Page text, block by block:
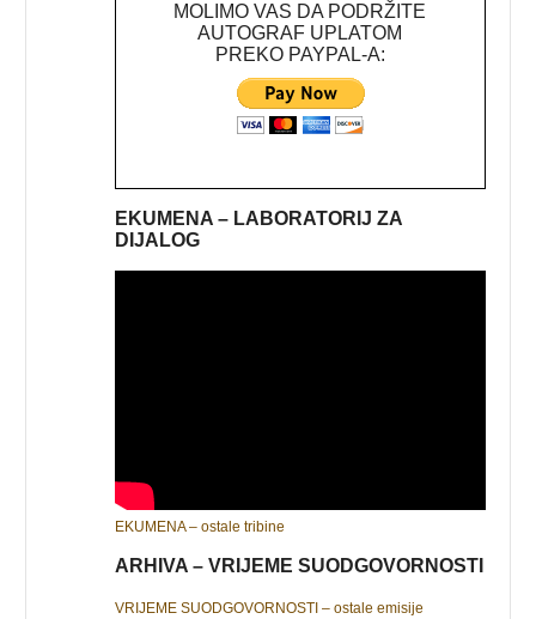
MOLIMO VAS DA PODRŽITE
AUTOGRAF UPLATOM
PREKO PAYPAL-A:
EKUMENA – LABORATORIJ ZA
DIJALOG
EKUMENA – ostale tribine
ARHIVA – VRIJEME SUODGOVORNOSTI
VRIJEME SUODGOVORNOSTI – ostale emisije